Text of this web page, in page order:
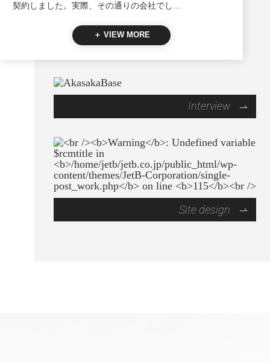
契約しました。実際、その通りの会社でし…
＋ VIEW MORE
Interview
Site design